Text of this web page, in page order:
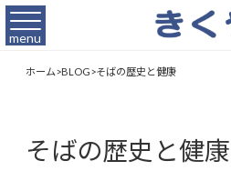
menu
ホーム>BLOG>そばの歴史と健康
そばの歴史と健康